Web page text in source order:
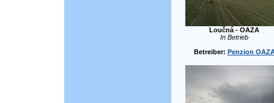
Loučná - OAZA
In Betrieb
Betreiber: Penzion